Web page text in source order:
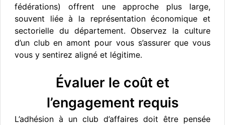
fédérations) offrent une approche plus large,
souvent liée à la représentation économique et
sectorielle du département. Observez la culture
d’un club en amont pour vous s’assurer que vous
vous y sentirez aligné et légitime.
Évaluer le coût et
l’engagement requis
L’adhésion à un club d’affaires doit être pensée